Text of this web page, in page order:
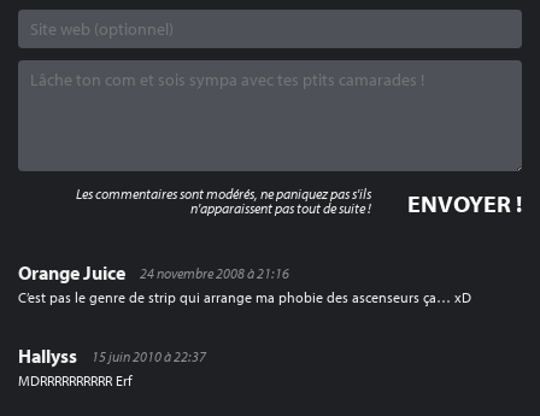
Orange Juice
24 novembre 2008 à 21:16
C’est pas le genre de strip qui arrange ma phobie des ascenseurs ça… xD
Hallyss
15 juin 2010 à 22:37
MDRRRRRRRRRR Erf
Les commentaires sont modérés, ne paniquez pas s'ils
n'apparaissent pas tout de suite !